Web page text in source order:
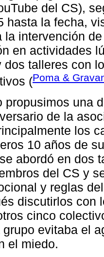
del CS),
hasta la fecha,
la intervención
en actividades
dos talleres con
(Poma &
propusimos una
de la
los
10 años de
abordó en dos
del CS y
y reglas
discutirlos con
cinco
evitaba el
el miedo.